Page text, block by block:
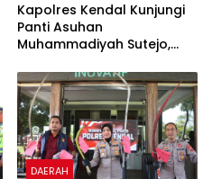
Kapolres Kendal Kunjungi
Panti Asuhan
Muhammadiyah Sutejo,
Masyarakat
DAERAH